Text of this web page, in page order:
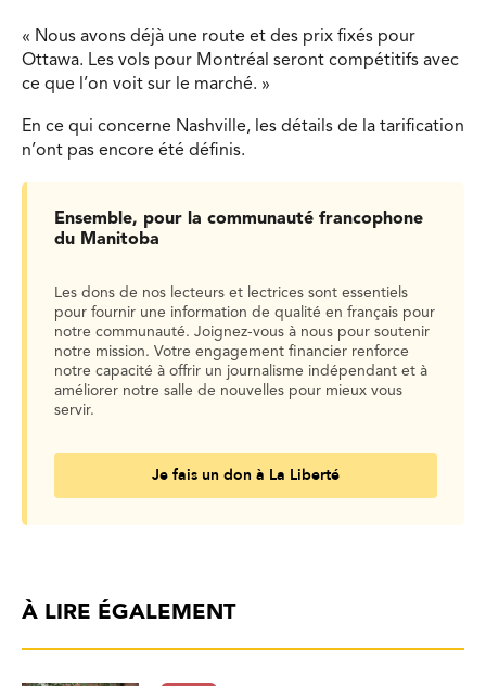
« Nous avons déjà une route et des prix fixés pour
Ottawa. Les vols pour Montréal seront compétitifs avec
ce que l’on voit sur le marché. »
En ce qui concerne Nashville, les détails de la tarification
n’ont pas encore été définis.
Ensemble, pour la communauté francophone
du Manitoba
Les dons de nos lecteurs et lectrices sont essentiels
pour fournir une information de qualité en français pour
notre communauté. Joignez-vous à nous pour soutenir
notre mission. Votre engagement financier renforce
notre capacité à offrir un journalisme indépendant et à
améliorer notre salle de nouvelles pour mieux vous
servir.
Je fais un don à La Liberté
À LIRE ÉGALEMENT